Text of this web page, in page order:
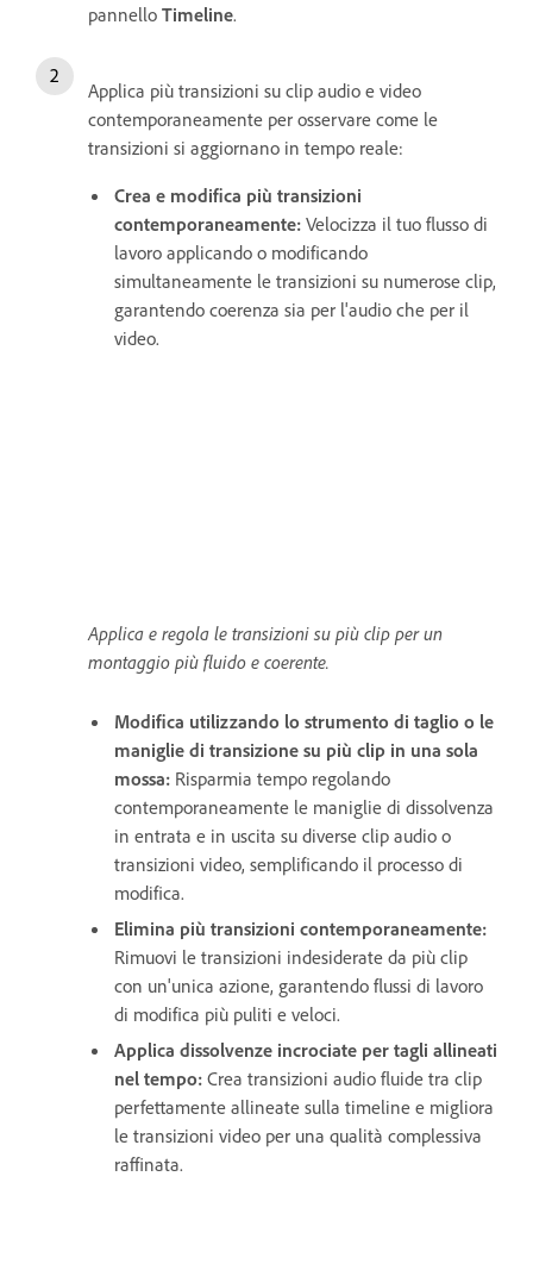
pannello Timeline.
Applica più transizioni su clip audio e video
contemporaneamente per osservare come le
transizioni si aggiornano in tempo reale:
Crea e modifica più transizioni
contemporaneamente: Velocizza il tuo flusso di
lavoro applicando o modificando
simultaneamente le transizioni su numerose clip,
garantendo coerenza sia per l'audio che per il
video.
Applica e regola le transizioni su più clip per un
montaggio più fluido e coerente.
Modifica utilizzando lo strumento di taglio o le
maniglie di transizione su più clip in una sola
mossa: Risparmia tempo regolando
contemporaneamente le maniglie di dissolvenza
in entrata e in uscita su diverse clip audio o
transizioni video, semplificando il processo di
modifica.
Elimina più transizioni contemporaneamente:
Rimuovi le transizioni indesiderate da più clip
con un'unica azione, garantendo flussi di lavoro
di modifica più puliti e veloci.
Applica dissolvenze incrociate per tagli allineati
nel tempo: Crea transizioni audio fluide tra clip
perfettamente allineate sulla timeline e migliora
le transizioni video per una qualità complessiva
raffinata.